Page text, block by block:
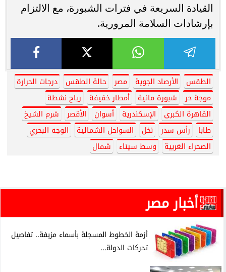
القيادة السريعة في فترات الشبورة، مع الالتزام
بإرشادات السلامة المرورية.
الطقس الأرصاد الجوية مصر حالة الطقس
درجات الحرارة
موجة حر
شبورة مائية أمطار خفيفة
رياح نشطة
القاهرة الكبرى
الإسكندرية أسوان الأقصر
شرم الشيخ
طابا
رأس سدر نخل السواحل الشمالية
الوجه البحري
الصحراء الغربية
وسط سيناء شمال
أخبار مصر
أزمة الخطوط المسجلة بأسماء مزيفة.. تفاصيل
تحركات الدولة...